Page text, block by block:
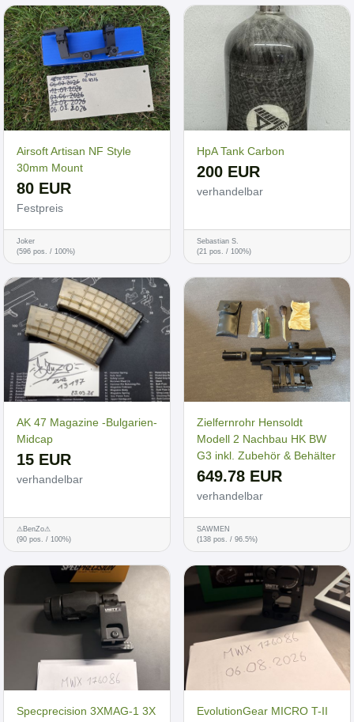
Airsoft Artisan NF Style
30mm Mount
80 EUR
Festpreis
Joker
(596 pos. / 100%)
HpA Tank Carbon
200 EUR
verhandelbar
Sebastian S.
(21 pos. / 100%)
AK 47 Magazine -Bulgarien-
Midcap
15 EUR
verhandelbar
⚠BenZo⚠
(90 pos. / 100%)
Zielfernrohr Hensoldt
Modell 2 Nachbau HK BW
G3 inkl. Zubehör & Behälter
649.78 EUR
verhandelbar
SAWMEN
(138 pos. / 96.5%)
Specprecision 3XMAG-1 3X
EvolutionGear MICRO T-II